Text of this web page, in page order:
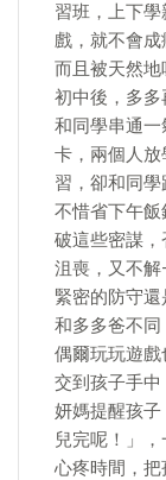
習班，上下
戲，就不會成
而且被天然地
初中後，多多
和同學串通
卡，兩個人
習，卻和同
不惜省下午
破這些密謀
沮喪，又不
緊密的防守還
和多多爸不同
偶爾玩玩遊
交到孩子手
妍媽提醒孩
兒完呢！」
心疼時間，把